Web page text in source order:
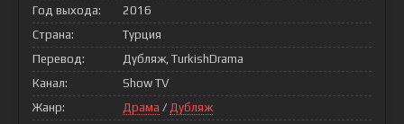
Год выхода:
2016
Страна:
Турция
Перевод:
Дубляж, TurkishDrama
Канал:
Show TV
Жанр:
Драма / Дубляж